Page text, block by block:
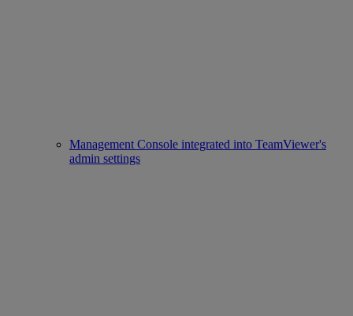
Management Console integrated into TeamViewer's
admin settings